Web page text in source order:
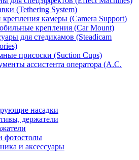
(Tethering System)
камеры (Camera Support)
крепления (Car Mount)
для стедикамов (Steadicam
присоски (Suction Cups)
ассистента оператора (A.C.
насадки
держатели
фотостолы
и аксессуары